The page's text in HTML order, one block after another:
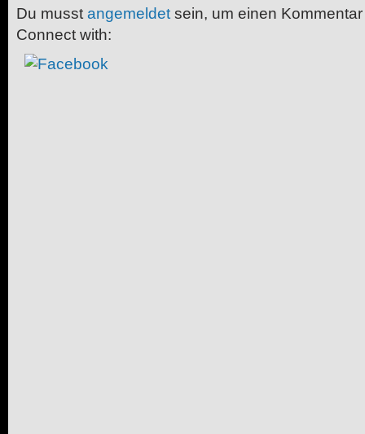
Du musst angemeldet sein, um einen
Connect with: